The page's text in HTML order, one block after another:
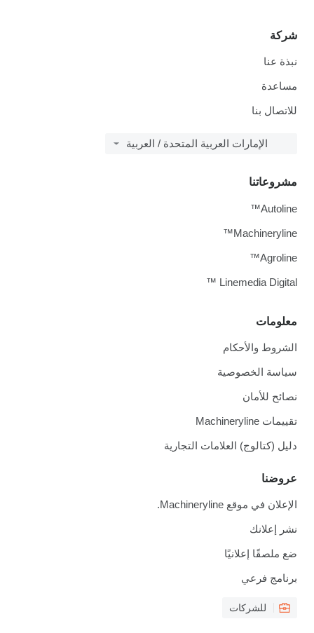
شركة
نبذة عنا
مساعدة
للاتصال بنا
الإمارات العربية المتحدة / العربية
معلومات
الشروط والأحكام
سياسة الخصوصية
نصائح للأمان
تقييمات Machineryline
دليل (كتالوج) العلامات التجارية
عروضنا
الإعلان في موقع Machineryline.
نشر إعلانك
ضع ملصقًا إعلانيًا
برنامج فرعي
للشركات
مشروعاتنا
Autoline™
Machineryline™
Agroline™
Linemedia Digital ™